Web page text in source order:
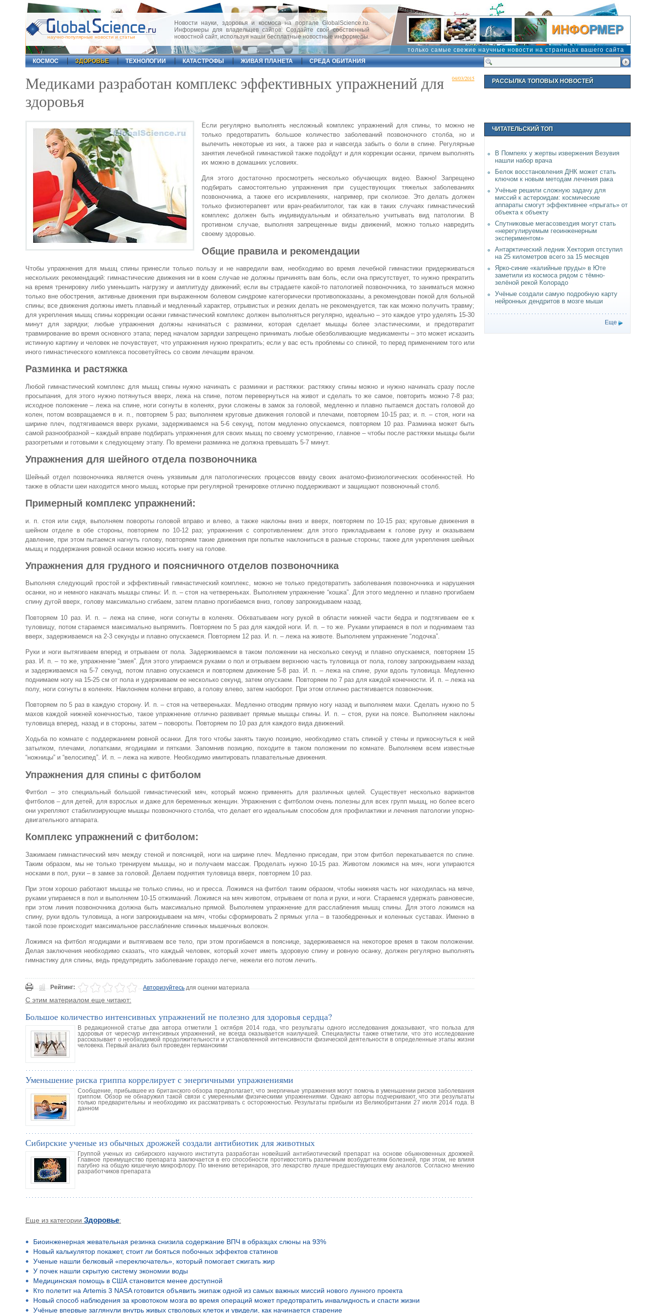
научно-популярные новости и статьи
Новости науки, здоровья и космоса на портале GlobalScience.ru.
Информеры для владельцев сайтов. Создайте свой собственный
новостной сайт, используя наши бесплатные новостные информеры.
только самые свежие научные новости на страницах вашего сайта
КОСМОС
ЗДОРОВЬЕ ТЕХНОЛОГИИ КАТАСТРОФЫ ЖИВАЯ ПЛАНЕТА СРЕДА ОБИТАНИЯ
04/03/2015
Медиками разработан комплекс эффективных упражнений для
здоровья
Если регулярно выполнять несложный комплекс упражнений для спины, то можно не
только предотвратить большое количество заболеваний позвоночного столба, но и
вылечить некоторые из них, а также раз и навсегда забыть о боли в спине. Регулярные
занятия лечебной гимнастикой также подойдут и для коррекции осанки, причем выполнять
их можно в домашних условиях.
Для этого достаточно просмотреть несколько обучающих видео. Важно! Запрещено
подбирать самостоятельно упражнения при существующих тяжелых заболеваниях
позвоночника, а также его искривлениях, например, при сколиозе. Это делать должен
только физиотерапевт или врач-реабилитолог, так как в таких случаях гимнастический
комплекс должен быть индивидуальным и обязательно учитывать вид патологии. В
противном случае, выполняя запрещенные виды движений, можно только навредить
своему здоровью.
Общие правила и рекомендации
Чтобы упражнения для мышц спины принесли только пользу и не навредили вам, необходимо во время лечебной гимнастики придерживаться
нескольких рекомендаций: гимнастические движения ни в коем случае не должны причинять вам боль, если она присутствует, то нужно прекратить
на время тренировку либо уменьшить нагрузку и амплитуду движений; если вы страдаете какой-то патологией позвоночника, то заниматься можно
только вне обострения, активные движения при выраженном болевом синдроме категорически противопоказаны, а рекомендован покой для больной
спины; все движения должны иметь плавный и медленный характер, отрывистых и резких делать не рекомендуется, так как можно получить травму;
для укрепления мышц спины коррекции осанки гимнастический комплекс должен выполняться регулярно, идеально – это каждое утро уделять 15-30
минут для зарядки; любые упражнения должны начинаться с разминки, которая сделает мышцы более эластическими, и предотвратит
травмирование во время основного этапа; перед началом зарядки запрещено принимать любые обезболивающие медикаменты – это может исказить
истинную картину и человек не почувствует, что упражнения нужно прекратить; если у вас есть проблемы со спиной, то перед применением того или
иного гимнастического комплекса посоветуйтесь со своим лечащим врачом.
Разминка и растяжка
Любой гимнастический комплекс для мышц спины нужно начинать с разминки и растяжки: растяжку спины можно и нужно начинать сразу после
просыпания, для этого нужно потянуться вверх, лежа на спине, потом перевернуться на живот и сделать то же самое, повторить можно 7-8 раз;
исходное положение – лежа на спине, ноги согнуты в коленях, руки сложены в замок за головой, медленно и плавно пытаемся достать головой до
колен, потом возвращаемся в и. п., повторяем 5 раз; выполняем круговые движения головой и плечами, повторяем 10-15 раз; и. п. – стоя, ноги на
ширине плеч, подтягиваемся вверх руками, задерживаемся на 5-6 секунд, потом медленно опускаемся, повторяем 10 раз. Разминка может быть
самой разнообразной – каждый вправе подбирать упражнения для своих мышц по своему усмотрению, главное – чтобы после растяжки мышцы были
разогретыми и готовыми к следующему этапу. По времени разминка не должна превышать 5-7 минут.
Упражнения для шейного отдела позвоночника
Шейный отдел позвоночника является очень уязвимым для патологических процессов ввиду своих анатомо-физиологических особенностей. Но
также в области шеи находится много мышц, которые при регулярной тренировке отлично поддерживают и защищают позвоночный столб.
Примерный комплекс упражнений:
и. п. стоя или сидя, выполняем повороты головой вправо и влево, а также наклоны вниз и вверх, повторяем по 10-15 раз; круговые движения в
шейном отделе в обе стороны, повторяем по 10-12 раз; упражнения с сопротивлением: для этого прикладываем к голове руку и оказываем
давление, при этом пытаемся нагнуть голову, повторяем такие движения при попытке наклониться в разные стороны; также для укрепления шейных
мышц и поддержания ровной осанки можно носить книгу на голове.
Упражнения для грудного и поясничного отделов позвоночника
Выполняя следующий простой и эффективный гимнастический комплекс, можно не только предотвратить заболевания позвоночника и нарушения
осанки, но и немного накачать мышцы спины: И. п. – стоя на четвереньках. Выполняем упражнение “кошка”. Для этого медленно и плавно прогибаем
спину дугой вверх, голову максимально сгибаем, затем плавно прогибаемся вниз, голову запрокидываем назад.
Повторяем 10 раз. И. п. – лежа на спине, ноги согнуты в коленях. Обхватываем ногу рукой в области нижней части бедра и подтягиваем ее к
туловищу, потом стараемся максимально выпрямить. Повторяем по 5 раз для каждой ноги. И. п. – то же. Руками упираемся в пол и поднимаем таз
вверх, задерживаемся на 2-3 секунды и плавно опускаемся. Повторяем 12 раз. И. п. – лежа на животе. Выполняем упражнение “лодочка”.
Руки и ноги вытягиваем вперед и отрываем от пола. Задерживаемся в таком положении на несколько секунд и плавно опускаемся, повторяем 15
раз. И. п. – то же, упражнение “змея”. Для этого упираемся руками о пол и отрываем верхнюю часть туловища от пола, голову запрокидываем назад
и задерживаемся на 5-7 секунд, потом плавно опускаемся и повторяем движение 5-8 раз. И. п. – лежа на спине, руки вдоль туловища. Медленно
поднимаем ногу на 15-25 см от пола и удерживаем ее несколько секунд, затем опускаем. Повторяем по 7 раз для каждой конечности. И. п. – лежа на
полу, ноги согнуты в коленях. Наклоняем колени вправо, а голову влево, затем наоборот. При этом отлично растягивается позвоночник.
Повторяем по 5 раз в каждую сторону. И. п. – стоя на четвереньках. Медленно отводим прямую ногу назад и выполняем махи. Сделать нужно по 5
махов каждой нижней конечностью, такое упражнение отлично развивает прямые мышцы спины. И. п. – стоя, руки на поясе. Выполняем наклоны
туловища вперед, назад и в стороны, затем – повороты. Повторяем по 10 раз для каждого вида движений.
Ходьба по комнате с поддержанием ровной осанки. Для того чтобы занять такую позицию, необходимо стать спиной у стены и прикоснуться к ней
затылком, плечами, лопатками, ягодицами и пятками. Запомнив позицию, походите в таком положении по комнате. Выполняем всем известные
“ножницы” и “велосипед”. И. п. – лежа на животе. Необходимо имитировать плавательные движения.
Упражнения для спины с фитболом
Фитбол – это специальный большой гимнастический мяч, который можно применять для различных целей. Существует несколько вариантов
фитболов – для детей, для взрослых и даже для беременных женщин. Упражнения с фитболом очень полезны для всех групп мышц, но более всего
они укрепляют стабилизирующие мышцы позвоночного столба, что делает его идеальным способом для профилактики и лечения патологии упорно-
двигательного аппарата.
Комплекс упражнений с фитболом:
Зажимаем гимнастический мяч между стеной и поясницей, ноги на ширине плеч. Медленно приседам, при этом фитбол перекатывается по спине.
Таким образом, мы не только тренируем мышцы, но и получаем массаж. Проделать нужно 10-15 раз. Животом ложимся на мяч, ноги упираются
носками в пол, руки – в замке за головой. Делаем поднятия туловища вверх, повторяем 10 раз.
При этом хорошо работают мышцы не только спины, но и пресса. Ложимся на фитбол таким образом, чтобы нижняя часть ног находилась на мяче,
руками упираемся в пол и выполняем 10-15 отжиманий. Ложимся на мяч животом, отрываем от пола и руки, и ноги. Стараемся удержать равновесие,
при этом линия позвоночника должна быть максимально прямой. Выполняем упражнение для расслабления мышц спины. Для этого ложимся на
спину, руки вдоль туловища, а ноги запрокидываем на мяч, чтобы сформировать 2 прямых угла – в тазобедренных и коленных суставах. Именно в
такой позе происходит максимальное расслабление спинных мышечных волокон.
Ложимся на фитбол ягодицами и вытягиваем все тело, при этом прогибаемся в пояснице, задерживаемся на некоторое время в таком положении.
Делая заключения необходимо сказать, что каждый человек, который хочет иметь здоровую спину и ровную осанку, должен регулярно выполнять
гимнастику для спины, ведь предупредить заболевание гораздо легче, нежели его потом лечить.
Рейтинг: Авторизуйтесьдля оценки материала
С этим материалом еще читают:
Большое количество интенсивных упражнений не полезно для здоровья сердца?
В редакционной статье два автора отметили 1 октября 2014 года, что результаты одного исследования доказывают, что польза для
здоровья от чересчур интенсивных упражнений, не всегда оказывается наилучшей. Специалисты также отметили, что это исследование
рассказывает о необходимой продолжительности и установленной интенсивности физической деятельности в определенные этапы жизни
человека. Первый анализ был проведен германскими
Уменьшение риска гриппа коррелирует с энергичными упражнениями
Сообщение, прибывшее из британского обзора предполагает, что энергичные упражнения могут помочь в уменьшении рисков заболевания
гриппом. Обзор не обнаружил такой связи с умеренными физическими упражнениями. Однако авторы подчеркивают, что эти результаты
только предварительны и необходимо их рассматривать с осторожностью. Результаты прибыли из Великобритании 27 июля 2014 года. В
данном
Сибирские ученые из обычных дрожжей создали антибиотик для животных
Группой ученых из сибирского научного института разработан новейший антибиотический препарат на основе обыкновенных дрожжей.
Главное преимущество препарата заключается в его способности противостоять различным возбудителям болезней, при этом, не влияя
пагубно на общую кишечную микрофлору. По мнению ветеринаров, это лекарство лучше предшествующих ему аналогов. Согласно мнению
разработчиков препарата
Еще из категории Здоровье:
Биоинженерная жевательная резинка снизила содержание ВПЧ в образцах слюны на 93%
Новый калькулятор покажет, стоит ли бояться побочных эффектов статинов
Ученые нашли белковый «переключатель», который помогает сжигать жир
У почек нашли скрытую систему экономии воды
Медицинская помощь в США становится менее доступной
Кто полетит на Artemis 3 NASA готовится объявить экипаж одной из самых важных миссий нового лунного проекта
Новый способ наблюдения за кровотоком мозга во время операций может предотвратить инвалидность и спасти жизни
Учёные впервые заглянули внутрь живых стволовых клеток и увидели, как начинается старение
РАССЫЛКА ТОПОВЫХ НОВОСТЕЙ
ЧИТАТЕЛЬСКИЙ ТОП
В Помпеях у жертвы извержения Везувия
нашли набор врача
Белок восстановления ДНК может стать
ключом к новым методам лечения рака
Учёные решили сложную задачу для
миссий к астероидам: космические
аппараты смогут эффективнее «прыгать» от
объекта к объекту
Спутниковые мегасозвездия могут стать
«нерегулируемым геоинженерным
экспериментом»
Антарктический ледник Хектория отступил
на 25 километров всего за 15 месяцев
Ярко-синие «калийные пруды» в Юте
заметили из космоса рядом с тёмно-
зелёной рекой Колорадо
Учёные создали самую подробную карту
нейронных дендритов в мозге мыши
Еще